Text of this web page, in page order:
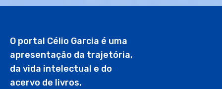
O portal Célio Garcia é uma
apresentação da trajetória,
da vida intelectual e do
acervo de livros,